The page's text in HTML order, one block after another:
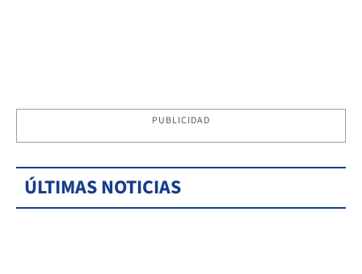
PUBLICIDAD
ÚLTIMAS NOTICIAS